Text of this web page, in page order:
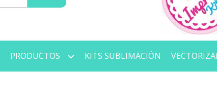
PRODUCTOS KITS SUBLIMACIÓN